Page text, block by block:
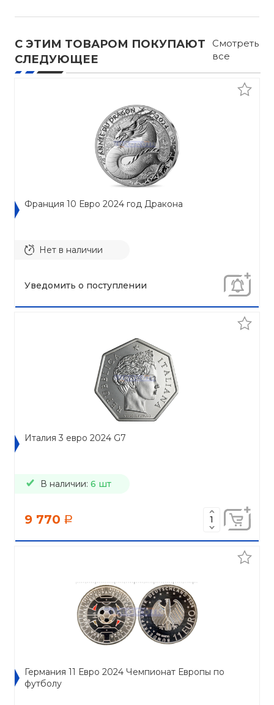
С ЭТИМ ТОВАРОМ ПОКУПАЮТ
СЛЕДУЮЩЕЕ
Смотреть
все
Франция 10 Евро 2024 год Дракона
Нет в наличии
Уведомить о поступлении
Италия 3 евро 2024 G7
В наличии: 6 шт
9 770 a
Германия 11 Евро 2024 Чемпионат Европы по
футболу